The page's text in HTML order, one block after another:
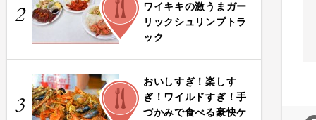
2
ワイキキの激うまガー
リックシュリンプトラ
ック
3
FOOD
おいしすぎ！楽しす
ぎ！ワイルドすぎ！手
づかみで食べる豪快ケ